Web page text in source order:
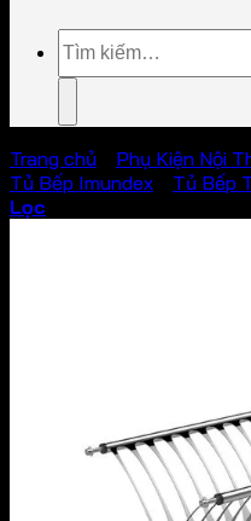
Tìm
kiếm:
Trang chủ Phụ Kiện Nội
Tủ Bếp Imundex
Tủ Bếp
Lọc